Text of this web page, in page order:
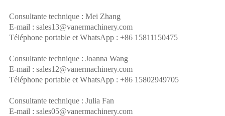
Consultante technique : Mei Zhang
E-mail : sales13@vanermachinery.com
Téléphone portable et WhatsApp : +86 15811150475
Consultante technique : Joanna Wang
E-mail : sales12@vanermachinery.com
Téléphone portable et WhatsApp : +86 15802949705
Consultante technique : Julia Fan
E-mail : sales05@vanermachinery.com